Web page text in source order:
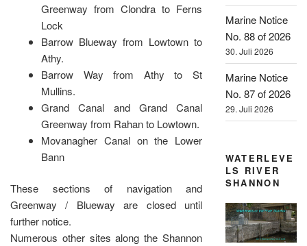
Greenway from Clondra to Ferns
Lock
Barrow Blueway from Lowtown to
Athy.
Barrow Way from Athy to St
Mullins.
Grand Canal and Grand Canal
Greenway from Rahan to Lowtown.
Movanagher Canal on the Lower
Bann
These sections of navigation and
Greenway / Blueway are closed until
further notice.
Numerous other sites along the Shannon
Marine Notice
No. 88 of 2026
30. Juli 2026
Marine Notice
No. 87 of 2026
29. Juli 2026
WATERLEVE
LS RIVER
SHANNON